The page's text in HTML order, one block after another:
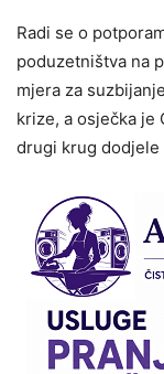
Radi se o
poduzetništva na
mjera za
krize, a osječka je
drugi krug dodjele